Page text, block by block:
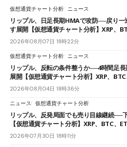
仮想通貨チャート分析 ニュース
リップル、日足長期HMAで攻防──戻り
す展開【仮想通貨チャート分析】XRP、
2026年08月07日 18時22分
仮想通貨チャート分析 ニュース
リップル、反転の条件整うか──4時間足
展開【仮想通貨チャート分析】XRP、
2026年08月04日 18時36分
ニュース 仮想通貨チャート分析
リップル、反発局面でも売り目線継続──
【仮想通貨チャート分析】XRP、BTC、
2026年07月30日 18時11分